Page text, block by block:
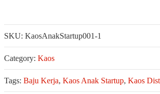
SKU:KaosAnakStartup001-1
Category:Kaos
Tags:Baju Kerja,Kaos Anak Startup,Kaos